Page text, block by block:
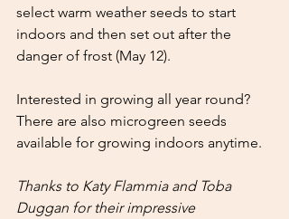
select warm weather seeds to start
indoors and then set out after the
danger of frost (May 12).
Interested in growing all year round?
There are also microgreen seeds
available for growing indoors anytime.
Thanks to Katy Flammia and Toba
Duggan for their impressive